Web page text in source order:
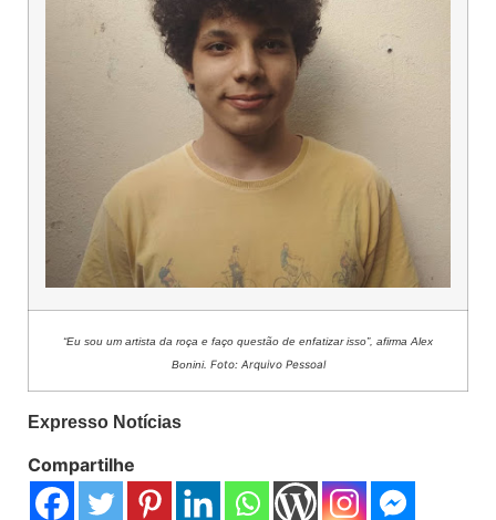
“Eu sou um artista da roça e faço questão de enfatizar isso”, afirma Alex
Bonini. Foto: Arquivo Pessoal
Expresso Notícias
Compartilhe